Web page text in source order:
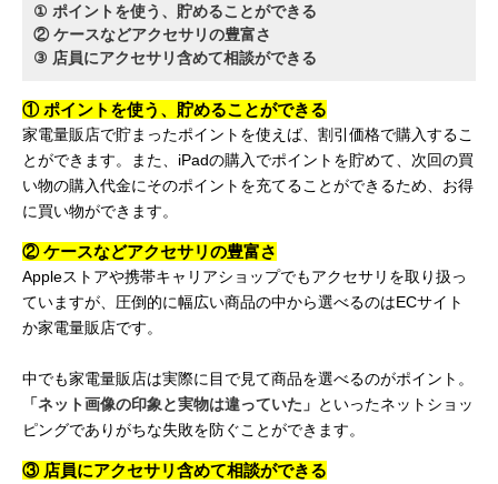
① ポイントを使う、貯めることができる
② ケースなどアクセサリの豊富さ
③ 店員にアクセサリ含めて相談ができる
① ポイントを使う、貯めることができる
家電量販店で貯まったポイントを使えば、割引価格で購入するこ
とができます。また、iPadの購入でポイントを貯めて、次回の買
い物の購入代金にそのポイントを充てることができるため、お得
に買い物ができます。
② ケースなどアクセサリの豊富さ
Appleストアや携帯キャリアショップでもアクセサリを取り扱っ
ていますが、圧倒的に幅広い商品の中から選べるのはECサイト
か家電量販店です。
中でも家電量販店は実際に目で見て商品を選べるのがポイント。
「ネット画像の印象と実物は違っていた」 といったネットショッ
ピングでありがちな失敗を防ぐことができます。
③ 店員にアクセサリ含めて相談ができる